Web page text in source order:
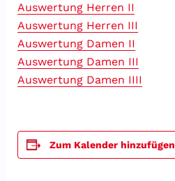
Auswertung Herren II
Auswertung Herren III
Auswertung Damen II
Auswertung Damen III
Auswertung Damen IIII
Zum Kalender hinzufügen